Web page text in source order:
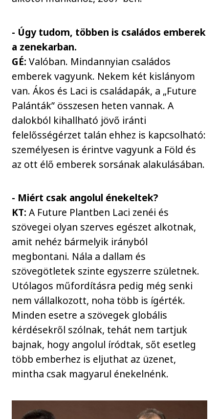
- Úgy tudom, többen is családos emberek
a zenekarban.
GÉ: Valóban. Mindannyian családos
emberek vagyunk. Nekem két kislányom
van. Ákos és Laci is családapák, a „Future
Palánták” összesen heten vannak. A
dalokból kihallható jövő iránti
felelősségérzet talán ehhez is kapcsolható:
személyesen is érintve vagyunk a Föld és
az ott élő emberek sorsának alakulásában.
- Miért csak angolul énekeltek?
KT: A Future Plantben Laci zenéi és
szövegei olyan szerves egészet alkotnak,
amit nehéz bármelyik irányból
megbontani. Nála a dallam és
szövegötletek szinte egyszerre születnek.
Utólagos műfordításra pedig még senki
nem vállalkozott, noha több is ígérték.
Minden esetre a szövegek globális
kérdésekről szólnak, tehát nem tartjuk
bajnak, hogy angolul íródtak, sőt esetleg
több emberhez is eljuthat az üzenet,
mintha csak magyarul énekelnénk.